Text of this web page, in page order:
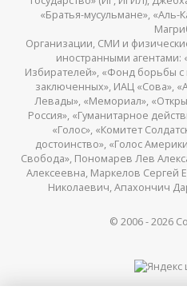
«Братья-мусульмане», «Аль-
Организации, СМИ и
иностранными агентами:
Избирателей», «Фонд борьбы с
заключенных», ИАЦ «Сова»,
Левады», «Мемориал»,
Россия», «Гуманитарное
«Голос», «Комитет
достоинство», «Голос
Свобода», Пономарев Лев
Алексеевна, Маркелов Сергей
Николаевич, Апахончич
© 2006 -2026